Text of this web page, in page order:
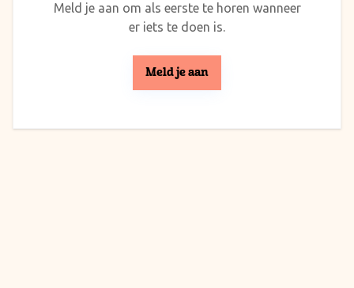
Meld je aan om als eerste te horen wanneer
er iets te doen is.
Meld je aan